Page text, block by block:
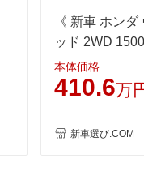
-
装備詳細を見る
《 新車 ホン
ッド 2WD
本体価格
410.6万
新車選び.COM